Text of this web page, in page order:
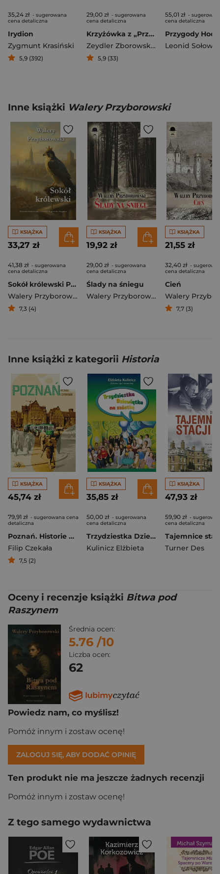
35,24 zł - sugerowana
cena detaliczna
Irydion
Zygmunt Krasiński
5,9 (392)
29,00 zł - sugerowana
cena detaliczna
Krzyżówka z „Przekroju”
Zeydler Zborowski Zygmunt
5,9 (33)
55,01 zł -
cena detaliczna
Leonid
Inne książki Walery Przyborowski
KSIĄŻKA
33,27 zł
41,38 zł - sugerowana
cena detaliczna
Sokół królewski Powieść historyczna z czasów Zygmunta Augusta
Walery Przyborowski
7,3 (4)
KSIĄŻKA
19,92 zł
29,00 zł - sugerowana
cena detaliczna
Ślady na śniegu
Walery Przyborowski
KSIĄŻKA
21,55 zł
32,40 zł -
cena detaliczna
Cień
7,7 (3)
Inne książki z kategorii Historia
KSIĄŻKA
45,74 zł
79,91 zł - sugerowana cena
detaliczna
Poznań. Historie nieznane i zapomniane
Filip Czekała
7,5 (2)
KSIĄŻKA
35,85 zł
50,00 zł - sugerowana
cena detaliczna
Trzydziestka Dziewiątka na szóstkę
Kulinicz Elżbieta
KSIĄŻKA
47,93 zł
59,90 zł -
cena detaliczna
Tajemnice
Turner Des
Oceny i recenzje książki Bitwa pod
Raszynem
Średnia ocen:
5.76 /10
Liczba ocen:
62
Powiedz nam, co myślisz!
Pomóż innym i zostaw ocenę!
ZALOGUJ SIĘ, ABY DODAĆ OPINIĘ
Ten produkt nie ma jeszcze żadnych recenzji
Pomóż innym i zostaw ocenę!
Z tego samego wydawnictwa